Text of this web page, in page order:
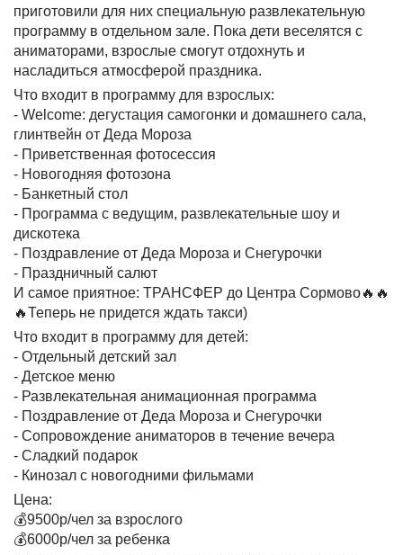
приготовили для них специальную развлекательную
программу в отдельном зале. Пока дети веселятся с
аниматорами, взрослые смогут отдохнуть и
насладиться атмосферой праздника.
Что входит в программу для взрослых:
- Welcome: дегустация самогонки и домашнего сала,
глинтвейн от Деда Мороза
- Приветственная фотосессия
- Новогодняя фотозона
- Банкетный стол
- Программа с ведущим, развлекательные шоу и
дискотека
- Поздравление от Деда Мороза и Снегурочки
- Праздничный салют
И самое приятное: ТРАНСФЕР до Центра Сормово🔥🔥
🔥Теперь не придется ждать такси)
Что входит в программу для детей:
- Отдельный детский зал
- Детское меню
- Развлекательная анимационная программа
- Поздравление от Деда Мороза и Снегурочки
- Сопровождение аниматоров в течение вечера
- Сладкий подарок
- Кинозал с новогодними фильмами
Цена:
💰9500р/чел за взрослого
💰6000р/чел за ребенка